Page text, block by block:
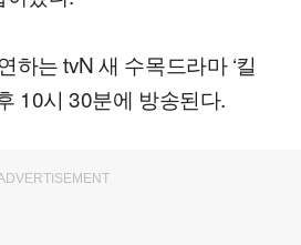
하는 tvN 새 수목드라마 ‘킬
10시 30분에 방송된다.